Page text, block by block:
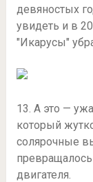
девяностых
увидеть и в
"Икарусы"
13. А это —
который
солярочные
двигателя.